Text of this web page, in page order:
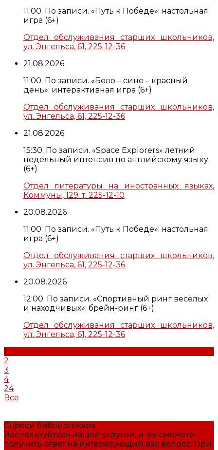
11:00. По записи. «Путь к Победе»: настольная
игра (6+)
Отдел обслуживания старших школьников,
ул. Энгельса, 61, 225-12-36
21.08.2026
11:00. По записи. «Бело – сине – красный
день»: интерактивная игра (6+)
Отдел обслуживания старших школьников,
ул. Энгельса, 61, 225-12-36
21.08.2026
15:30. По записи. «Space Explorers» летний
недельный интенсив по английскому языку
(6+)
Отдел литературы на иностранных языках,
Коммуны, 129. т. 225-12-10
20.08.2026
11:00. По записи. «Путь к Победе»: настольная
игра (6+)
Отдел обслуживания старших школьников,
ул. Энгельса, 61, 225-12-36
20.08.2026
12:00. По записи. «Спортивный ринг весёлых
и находчивых»: брейн-ринг (6+)
Отдел обслуживания старших школьников,
ул. Энгельса, 61, 225-12-36
1
2
3
4
24
Все
Спроси библиотекаря
Воспользуйтесь нашей услугой, и вы сможете
получить ответ на интересующий вас вопрос. При